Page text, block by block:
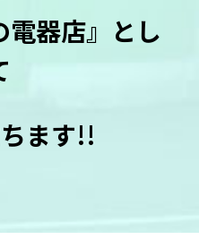
電器店』とし
ます!!